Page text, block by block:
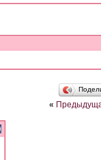
«